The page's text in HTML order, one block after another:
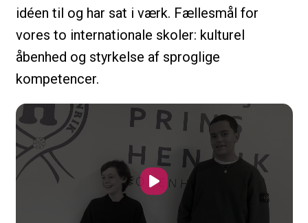
idéen til og har sat i værk. Fællesmål for
vores to internationale skoler: kulturel
åbenhed og styrkelse af sproglige
kompetencer.